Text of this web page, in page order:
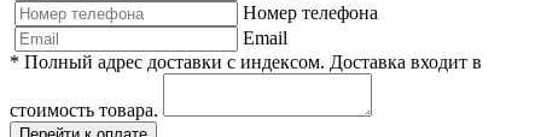
Номер телефона
Email
* Полный адрес доставки с индексом. Доставка входит в
стоимость товара.